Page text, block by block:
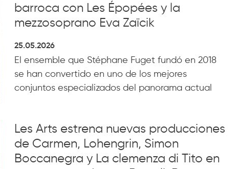
barroca con Les Épopées y la
mezzosoprano Eva Zaïcik
25.05.2026
El ensemble que Stéphane Fuget fundó en 2018
se han convertido en uno de los mejores
conjuntos especializados del panorama actual
Les Arts estrena nuevas producciones
de Carmen, Lohengrin, Simon
Boccanegra y La clemenza di Tito en